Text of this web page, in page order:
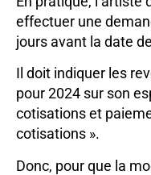
effectuer une
jours avant la date
Il doit indiquer les
pour 2024 sur son
cotisations et
cotisations ».
Donc, pour que la